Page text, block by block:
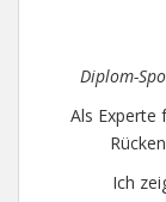
Diplom-
Als Experte
Ich